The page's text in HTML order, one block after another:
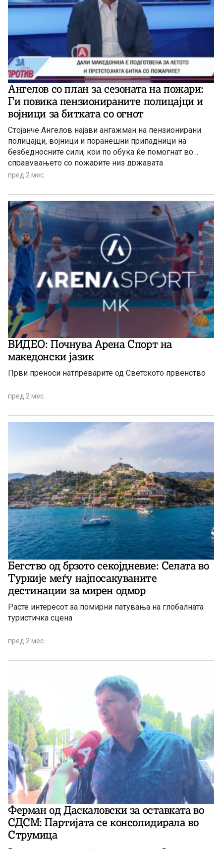
Ангелов со план за сезоната на пожари:
Ги повика пензионираните полицајци и
војници за битката со огнот
Стојанче Ангелов најави ангажман на пензионирани
полицајци, војници и поранешни припадници на
безбедносните сили, кои по обука ќе помогнат во
справувањето со пожарите низ државата
пред 2 мес.
ВИДЕО: Почнува Арена Спорт на
македонски јазик
Први преноси натпреварите од Светското првенство
пред 2 мес.
Бегство од брзото секојдневие: Селата во
Туркије меѓу најпосакуваните
дестинации за мирен одмор
Расте интересот за помирни патувања на глобалната
туристичка сцена
пред 2 мес.
Ферман од Даскаловски за оставката во
СДСМ: Партијата се консолидирала во
Струмица